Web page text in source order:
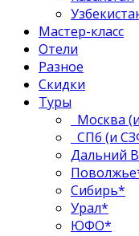
Мастер-класс
Отели
Разное
Скидки
Туры
Москва
СПб (и
Дальний
Сибирь*
Урал*
ЮФО*